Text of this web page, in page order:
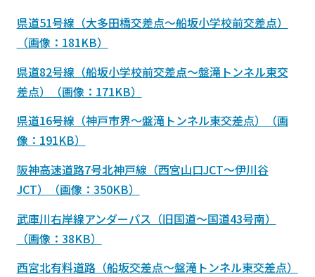
県道51号線（大多田橋交差点～船坂小学校前交差点）
（画像：181KB）
県道82号線（船坂小学校前交差点～盤滝トンネル東交
差点）（画像：171KB）
県道16号線（神戸市界～盤滝トンネル東交差点）（画
像：191KB）
阪神高速道路7号北神戸線（西宮山口JCT～伊川谷
JCT）（画像：350KB）
武庫川右岸線アンダーパス（旧国道～国道43号南）
（画像：38KB）
西宮北有料道路（船坂交差点～盤滝トンネル東交差点）